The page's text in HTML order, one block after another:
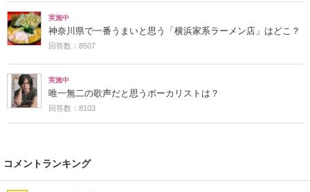
実施中
神奈川県で一番うまいと思う「横浜家系ラーメン店」はどこ？
回答数：8507
実施中
唯一無二の歌声だと思うボーカリストは？
回答数：8103
コメントランキング